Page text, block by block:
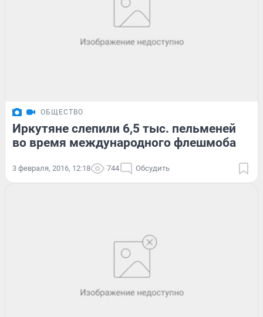
ОБЩЕСТВО
Иркутяне слепили 6,5 тыс. пельменей
во время международного флешмоба
3 февраля, 2016, 12:18 744 Обсудить